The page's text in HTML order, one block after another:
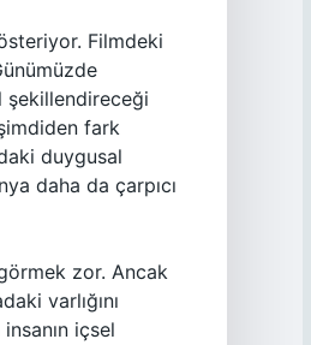
Filmdeki
şekillendireceği
fark
duygusal
daha da çarpıcı
zor. Ancak
varlığını
içsel